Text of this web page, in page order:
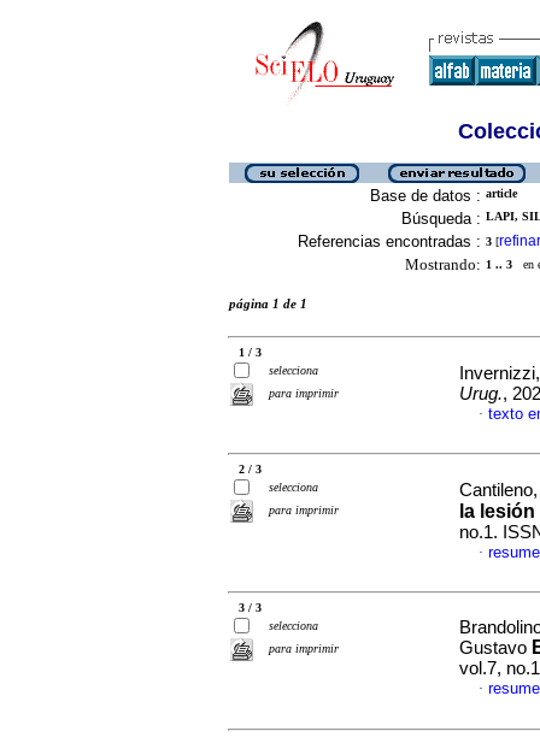
Base de datos : article
Búsqueda : LAPI,
Referencias encontradas : 3 [refinar
Mostrando: 1 .. 3 en
página 1 de 1
1 / 3
selecciona
para imprimir
Urug.,
· texto
2 / 3
selecciona
para imprimir
la
no.1.
·
3 / 3
selecciona
para imprimir
Gustavo
vol.7,
·